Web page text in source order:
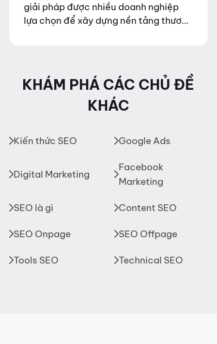
giải pháp được nhiều doanh nghiệp
lựa chọn để xây dựng nền tảng thương
KHÁM PHÁ CÁC CHỦ ĐỀ
KHÁC
Kiến thức SEO Google Ads
Digital Marketing
Facebook
Marketing
SEO là gì Content SEO
SEO Onpage SEO Offpage
Tools SEO Technical SEO